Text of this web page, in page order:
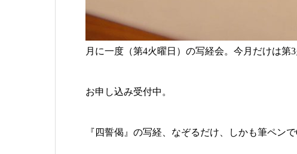
月に一度（第4火曜日）の写経会。今月だけは第3
お申し込み受付中。
『四誓偈』の写経、なぞるだけ、しかも筆ペンで